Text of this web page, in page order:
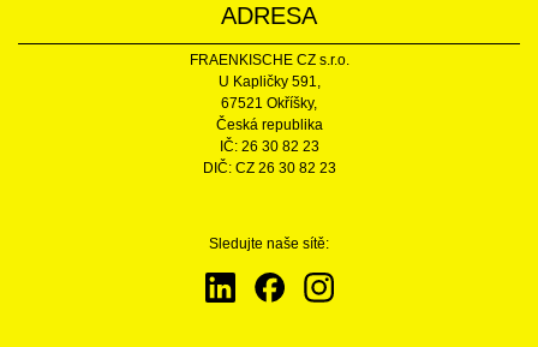
ADRESA
FRAENKISCHE CZ s.r.o.
U Kapličky 591,
67521 Okříšky,
Česká republika
IČ: 26 30 82 23
DIČ: CZ 26 30 82 23
Sledujte naše sítě: